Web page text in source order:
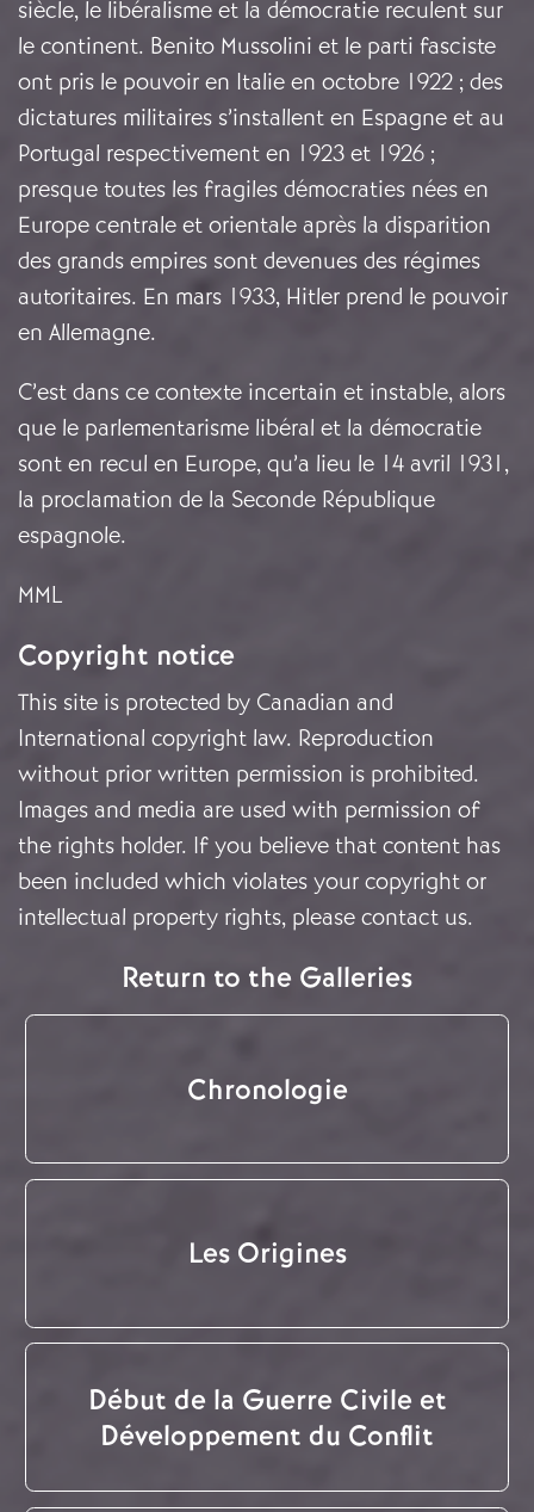
siècle, le libéralisme et la démocratie reculent sur
le continent. Benito Mussolini et le parti fasciste
ont pris le pouvoir en Italie en octobre 1922 ; des
dictatures militaires s’installent en Espagne et au
Portugal respectivement en 1923 et 1926 ;
presque toutes les fragiles démocraties nées en
Europe centrale et orientale après la disparition
des grands empires sont devenues des régimes
autoritaires. En mars 1933, Hitler prend le pouvoir
en Allemagne.
C’est dans ce contexte incertain et instable, alors
que le parlementarisme libéral et la démocratie
sont en recul en Europe, qu’a lieu le 14 avril 1931,
la proclamation de la Seconde République
espagnole.
MML
Copyright notice
This site is protected by Canadian and
International copyright law. Reproduction
without prior written permission is prohibited.
Images and media are used with permission of
the rights holder. If you believe that content has
been included which violates your copyright or
intellectual property rights, please contact us.
Return to the Galleries
Chronologie
Les Origines
Début de la Guerre Civile et
Développement du Conflit